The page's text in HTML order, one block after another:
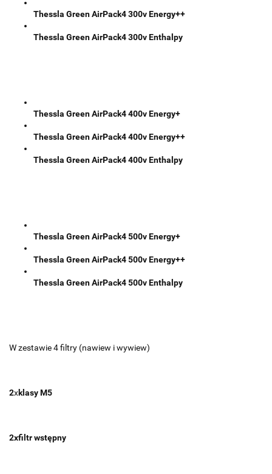
Thessla Green AirPack4 300v Energy++
Thessla Green AirPack4 300v Enthalpy
Thessla Green AirPack4 400v Energy+
Thessla Green AirPack4 400v Energy++
Thessla Green AirPack4 400v Enthalpy
Thessla Green AirPack4 500v Energy+
Thessla Green AirPack4 500v Energy++
Thessla Green AirPack4 500v Enthalpy
W zestawie 4 filtry (nawiew i wywiew)
2xklasy M5
2xfiltr wstępny